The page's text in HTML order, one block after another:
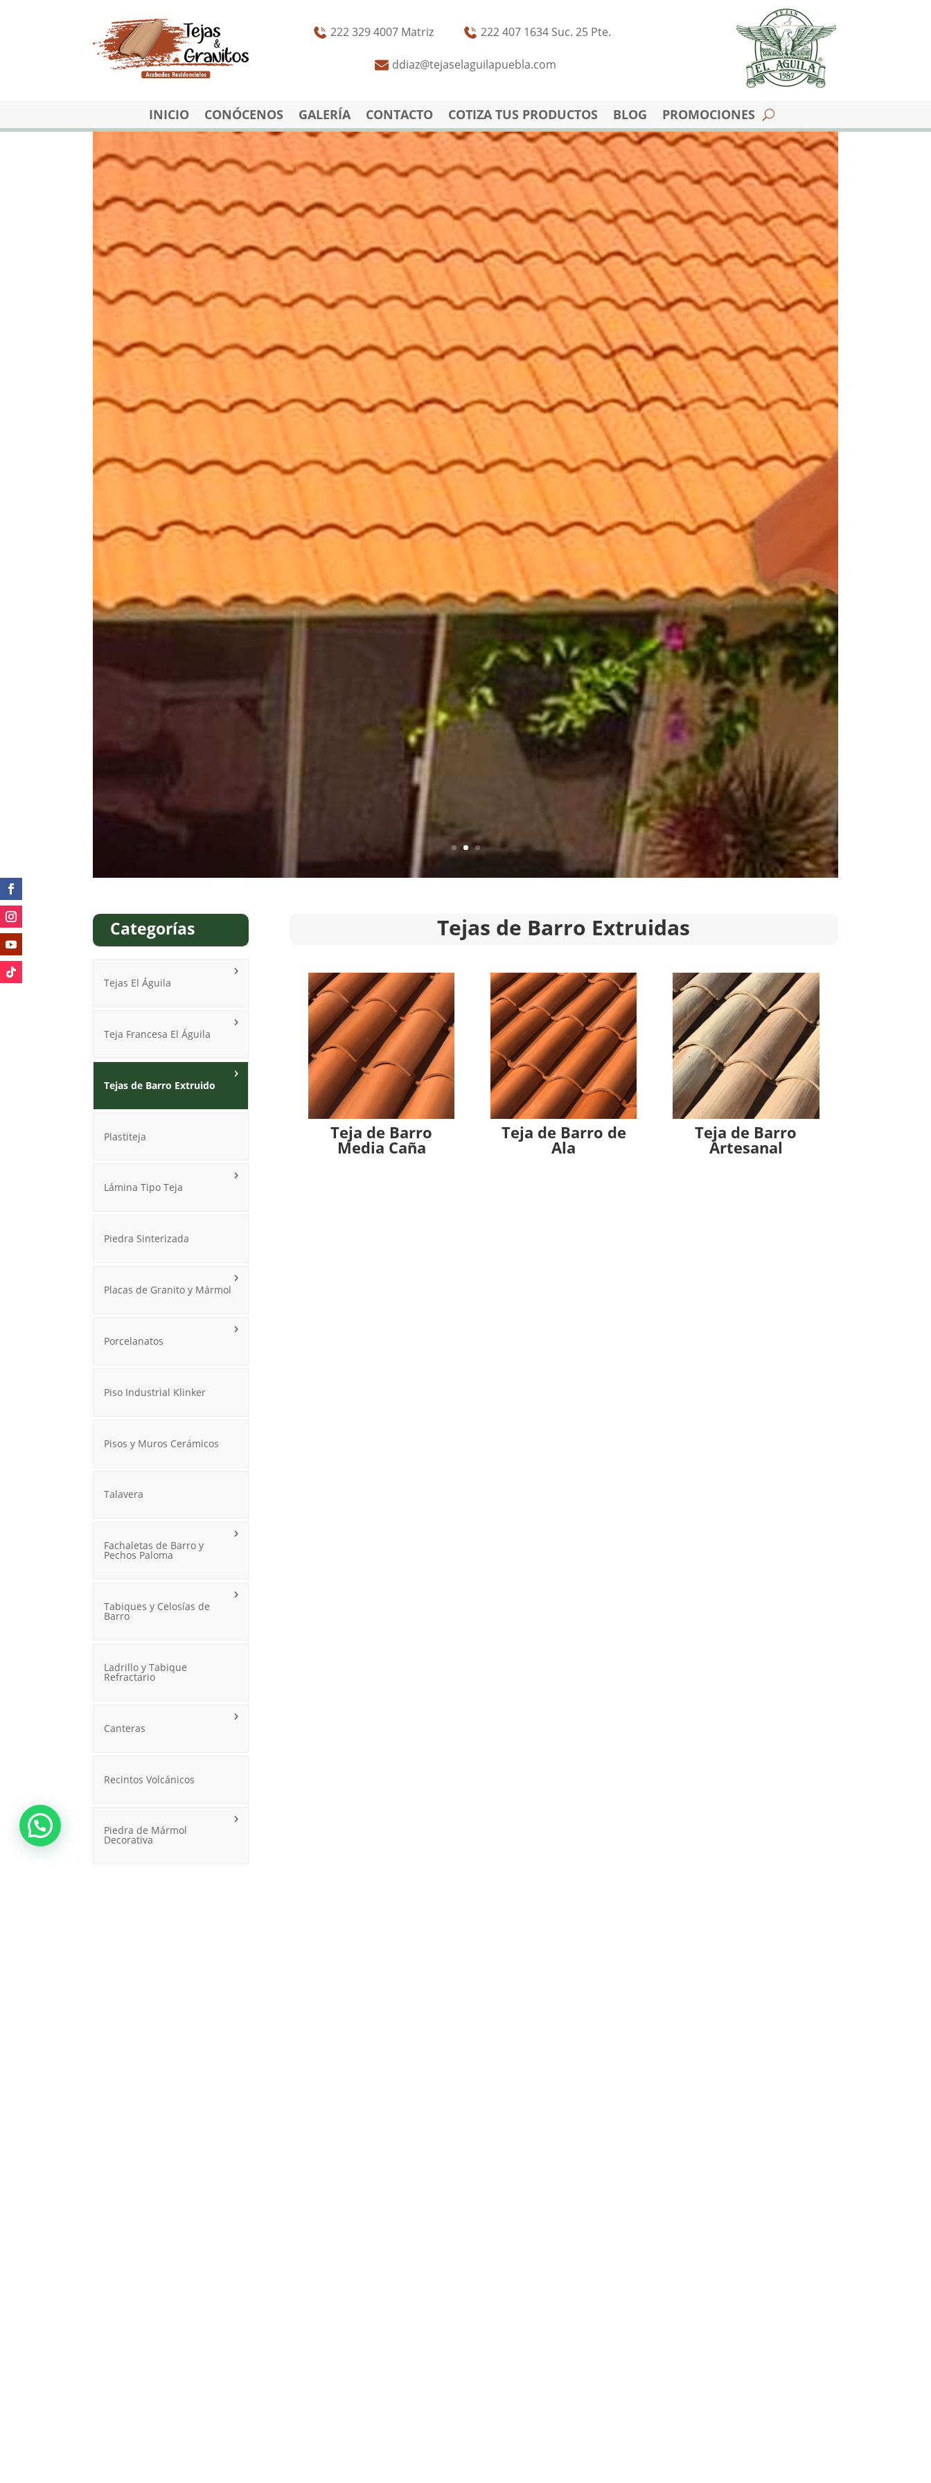
222 329 4007 Matriz 222 407 1634 Suc. 25 Pte.
ddiaz@tejaselaguilapuebla.com
INICIO CONÓCENOS GALERÍA CONTACTO COTIZA TUS PRODUCTOS BLOG PROMOCIONES
Categorías
Tejas El Águila
Teja Francesa El Águila
Tejas de Barro Extruido
Plastiteja
Lámina Tipo Teja
Piedra Sinterizada
Placas de Granito y Mármol
Porcelanatos
Piso Industrial Klinker
Pisos y Muros Cerámicos
Talavera
Fachaletas de Barro y
Pechos Paloma
Tabiques y Celosías de
Barro
Ladrillo y Tabique
Refractario
Canteras
Recintos Volcánicos
Piedra de Mármol
Decorativa
Tejas de Barro Extruidas
Teja de Barro
Media Caña
Teja de Barro de
Ala
Teja de Barro
Artesanal